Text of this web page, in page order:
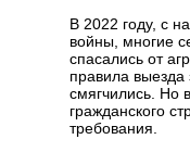
В 2022 году, с
войны, многие
спасались от
правила выезда
смягчились. Но
гражданского
требования.